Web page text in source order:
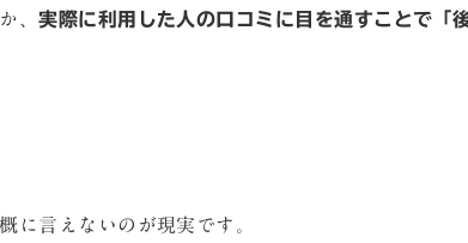
、実際に利用した人の口コミに目を通すことで「
言えないのが現実です。